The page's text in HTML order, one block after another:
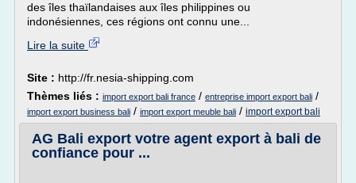
des îles thaïlandaises aux îles philippines ou
indonésiennes, ces régions ont connu une...
Lire la suite
Site : http://fr.nesia-shipping.com
Thèmes liés : import export bali france / entreprise import export bali /
import export business bali / import export meuble bali / import export bali
AG Bali export votre agent export à bali de
confiance pour ...